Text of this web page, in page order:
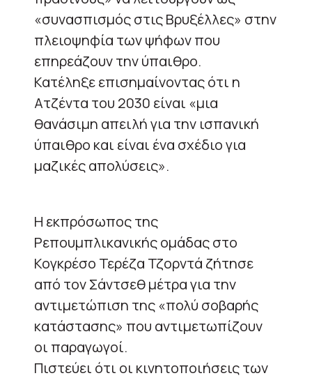
«συνασπισμός στις Βρυξέλλες» στην
πλειοψηφία των ψήφων που
επηρεάζουν την ύπαιθρο.
Κατέληξε επισημαίνοντας ότι η
Ατζέντα του 2030 είναι «μια
θανάσιμη απειλή για την ισπανική
ύπαιθρο και είναι ένα σχέδιο για
μαζικές απολύσεις».
Η εκπρόσωπος της
Ρεπουμπλικανικής ομάδας στο
Κογκρέσο Τερέζα Τζορντά ζήτησε
από τον Σάντσεθ μέτρα για την
αντιμετώπιση της «πολύ σοβαρής
κατάστασης» που αντιμετωπίζουν
οι παραγωγοί.
Πιστεύει ότι οι κινητοποιήσεις των